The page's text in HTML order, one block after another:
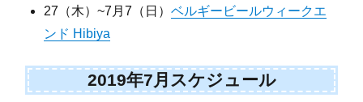
27（木）~7月7（日）ベルギービールウィークエ
ンド Hibiya
2019年7月スケジュール